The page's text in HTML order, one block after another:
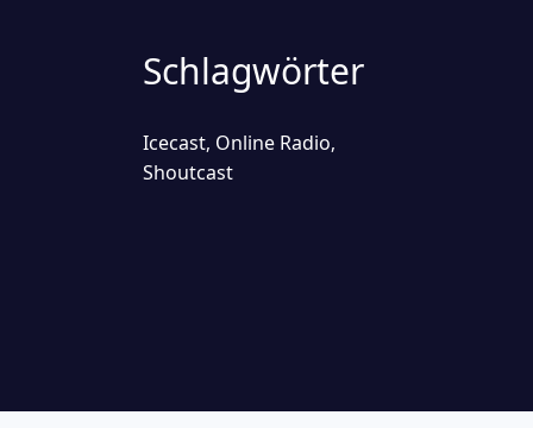
Schlagwörter
Icecast, Online Radio,
Shoutcast